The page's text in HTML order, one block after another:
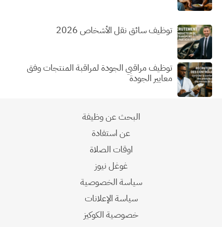
توظيف سائق نقل الأشخاص 2026
توظيف مراقبي الجودة لمراقبة المنتجات وفق
معايير الجودة
البحث عن وظيفة
عن استفادة
اوقات الصلاة
غوغل نيوز
سياسة الخصوصية
سياسة الإعلانات
خصوصية الكوكيز